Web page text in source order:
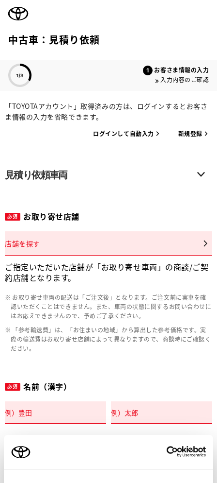
中古車：見積り依頼
お客さま情報の入力
入力内容のご確認
「TOYOTAアカウント」取得済みの方は、ログインするとお客さ
ま情報の入力を省略できます。
ログインして自動入力 新規登録
見積り依頼車両
必須 お取り寄せ店舗
店舗を探す
ご指定いただいた店舗が「お取り寄せ車両」の商談/ご契
約店舗となります。
お取り寄せ車両の配送は「ご注文後」となります。ご注文前に実車を確
認いただくことはできません。また、車両の状態に関するお問い合わせに
はお応えできませんので、予めご了承ください。
「参考輸送費」は、「お住まいの地域」から算出した参考価格です。実
際の輸送費はお取り寄せ店舗によって異なりますので、商談時にご確認く
ださい。
必須 名前（漢字）
必須 名前（カナ）